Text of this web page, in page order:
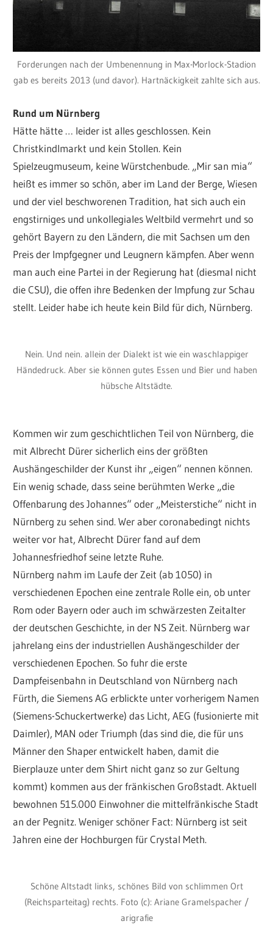
Forderungen nach der Umbenennung in Max-Morlock-Stadion
gab es bereits 2013 (und davor). Hartnäckigkeit zahlte sich aus.
Rund um Nürnberg
Hätte hätte … leider ist alles geschlossen. Kein
Christkindlmarkt und kein Stollen. Kein
Spielzeugmuseum, keine Würstchenbude. „Mir san mia“
heißt es immer so schön, aber im Land der Berge, Wiesen
und der viel beschworenen Tradition, hat sich auch ein
engstirniges und unkollegiales Weltbild vermehrt und so
gehört Bayern zu den Ländern, die mit Sachsen um den
Preis der Impfgegner und Leugnern kämpfen. Aber wenn
man auch eine Partei in der Regierung hat (diesmal nicht
die CSU), die offen ihre Bedenken der Impfung zur Schau
stellt. Leider habe ich heute kein Bild für dich, Nürnberg.
Nein. Und nein. allein der Dialekt ist wie ein waschlappiger
Händedruck. Aber sie können gutes Essen und Bier und haben
hübsche Altstädte.
Kommen wir zum geschichtlichen Teil von Nürnberg, die
mit Albrecht Dürer sicherlich eins der größten
Aushängeschilder der Kunst ihr „eigen“ nennen können.
Ein wenig schade, dass seine berühmten Werke „die
Offenbarung des Johannes“ oder „Meisterstiche“ nicht in
Nürnberg zu sehen sind. Wer aber coronabedingt nichts
weiter vor hat, Albrecht Dürer fand auf dem
Johannesfriedhof seine letzte Ruhe.
Nürnberg nahm im Laufe der Zeit (ab 1050) in
verschiedenen Epochen eine zentrale Rolle ein, ob unter
Rom oder Bayern oder auch im schwärzesten Zeitalter
der deutschen Geschichte, in der NS Zeit. Nürnberg war
jahrelang eins der industriellen Aushängeschilder der
verschiedenen Epochen. So fuhr die erste
Dampfeisenbahn in Deutschland von Nürnberg nach
Fürth, die Siemens AG erblickte unter vorherigem Namen
(Siemens-Schuckertwerke) das Licht, AEG (fusionierte mit
Daimler), MAN oder Triumph (das sind die, die für uns
Männer den Shaper entwickelt haben, damit die
Bierplauze unter dem Shirt nicht ganz so zur Geltung
kommt) kommen aus der fränkischen Großstadt. Aktuell
bewohnen 515.000 Einwohner die mittelfränkische Stadt
an der Pegnitz. Weniger schöner Fact: Nürnberg ist seit
Jahren eine der Hochburgen für Crystal Meth.
Schöne Altstadt links, schönes Bild von schlimmen Ort
(Reichsparteitag) rechts. Foto (c): Ariane Gramelspacher /
arigrafie